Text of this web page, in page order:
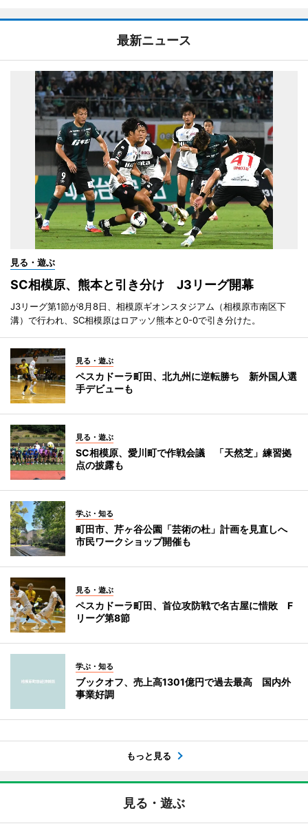
最新ニュース
見る・遊ぶ
SC相模原、熊本と引き分け J3リーグ開幕
J3リーグ第1節が8月8日、相模原ギオンスタジアム（相模原市南区下
溝）で行われ、SC相模原はロアッソ熊本と0-0で引き分けた。
見る・遊ぶ
ペスカドーラ町田、北九州に逆転勝ち 新外国人選
手デビューも
見る・遊ぶ
SC相模原、愛川町で作戦会議 「天然芝」練習拠
点の披露も
学ぶ・知る
町田市、芹ヶ谷公園「芸術の杜」計画を見直しへ
市民ワークショップ開催も
見る・遊ぶ
ペスカドーラ町田、首位攻防戦で名古屋に惜敗 F
リーグ第8節
学ぶ・知る
ブックオフ、売上高1301億円で過去最高 国内外
事業好調
もっと見る
見る・遊ぶ